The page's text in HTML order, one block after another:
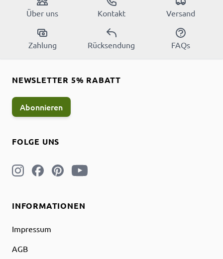
Über uns Kontakt Versand
Zahlung Rücksendung FAQs
INFORMATIONEN
Impressum
AGB
FOLGE UNS
NEWSLETTER 5% RABATT
Abonnieren